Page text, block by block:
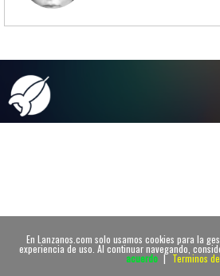
En Lanzanos.com solo usamos cookies para la
experiencia de uso. Al continuar navegando,
acuerdo | Terminos